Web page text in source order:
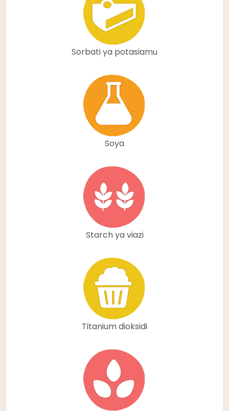
Sorbati ya potasiamu
Soya
Starch ya viazi
Titanium dioksidi